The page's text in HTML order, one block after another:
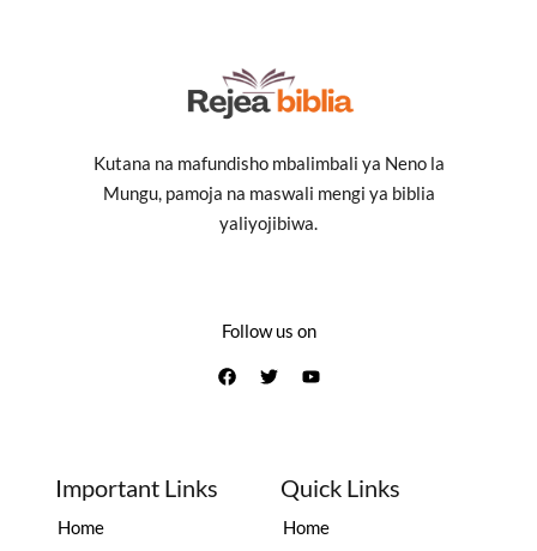
Kutana na mafundisho mbalimbali ya Neno la
Mungu, pamoja na maswali mengi ya biblia
yaliyojibiwa.
Follow us on
Important Links
Home
Quick Links
Home